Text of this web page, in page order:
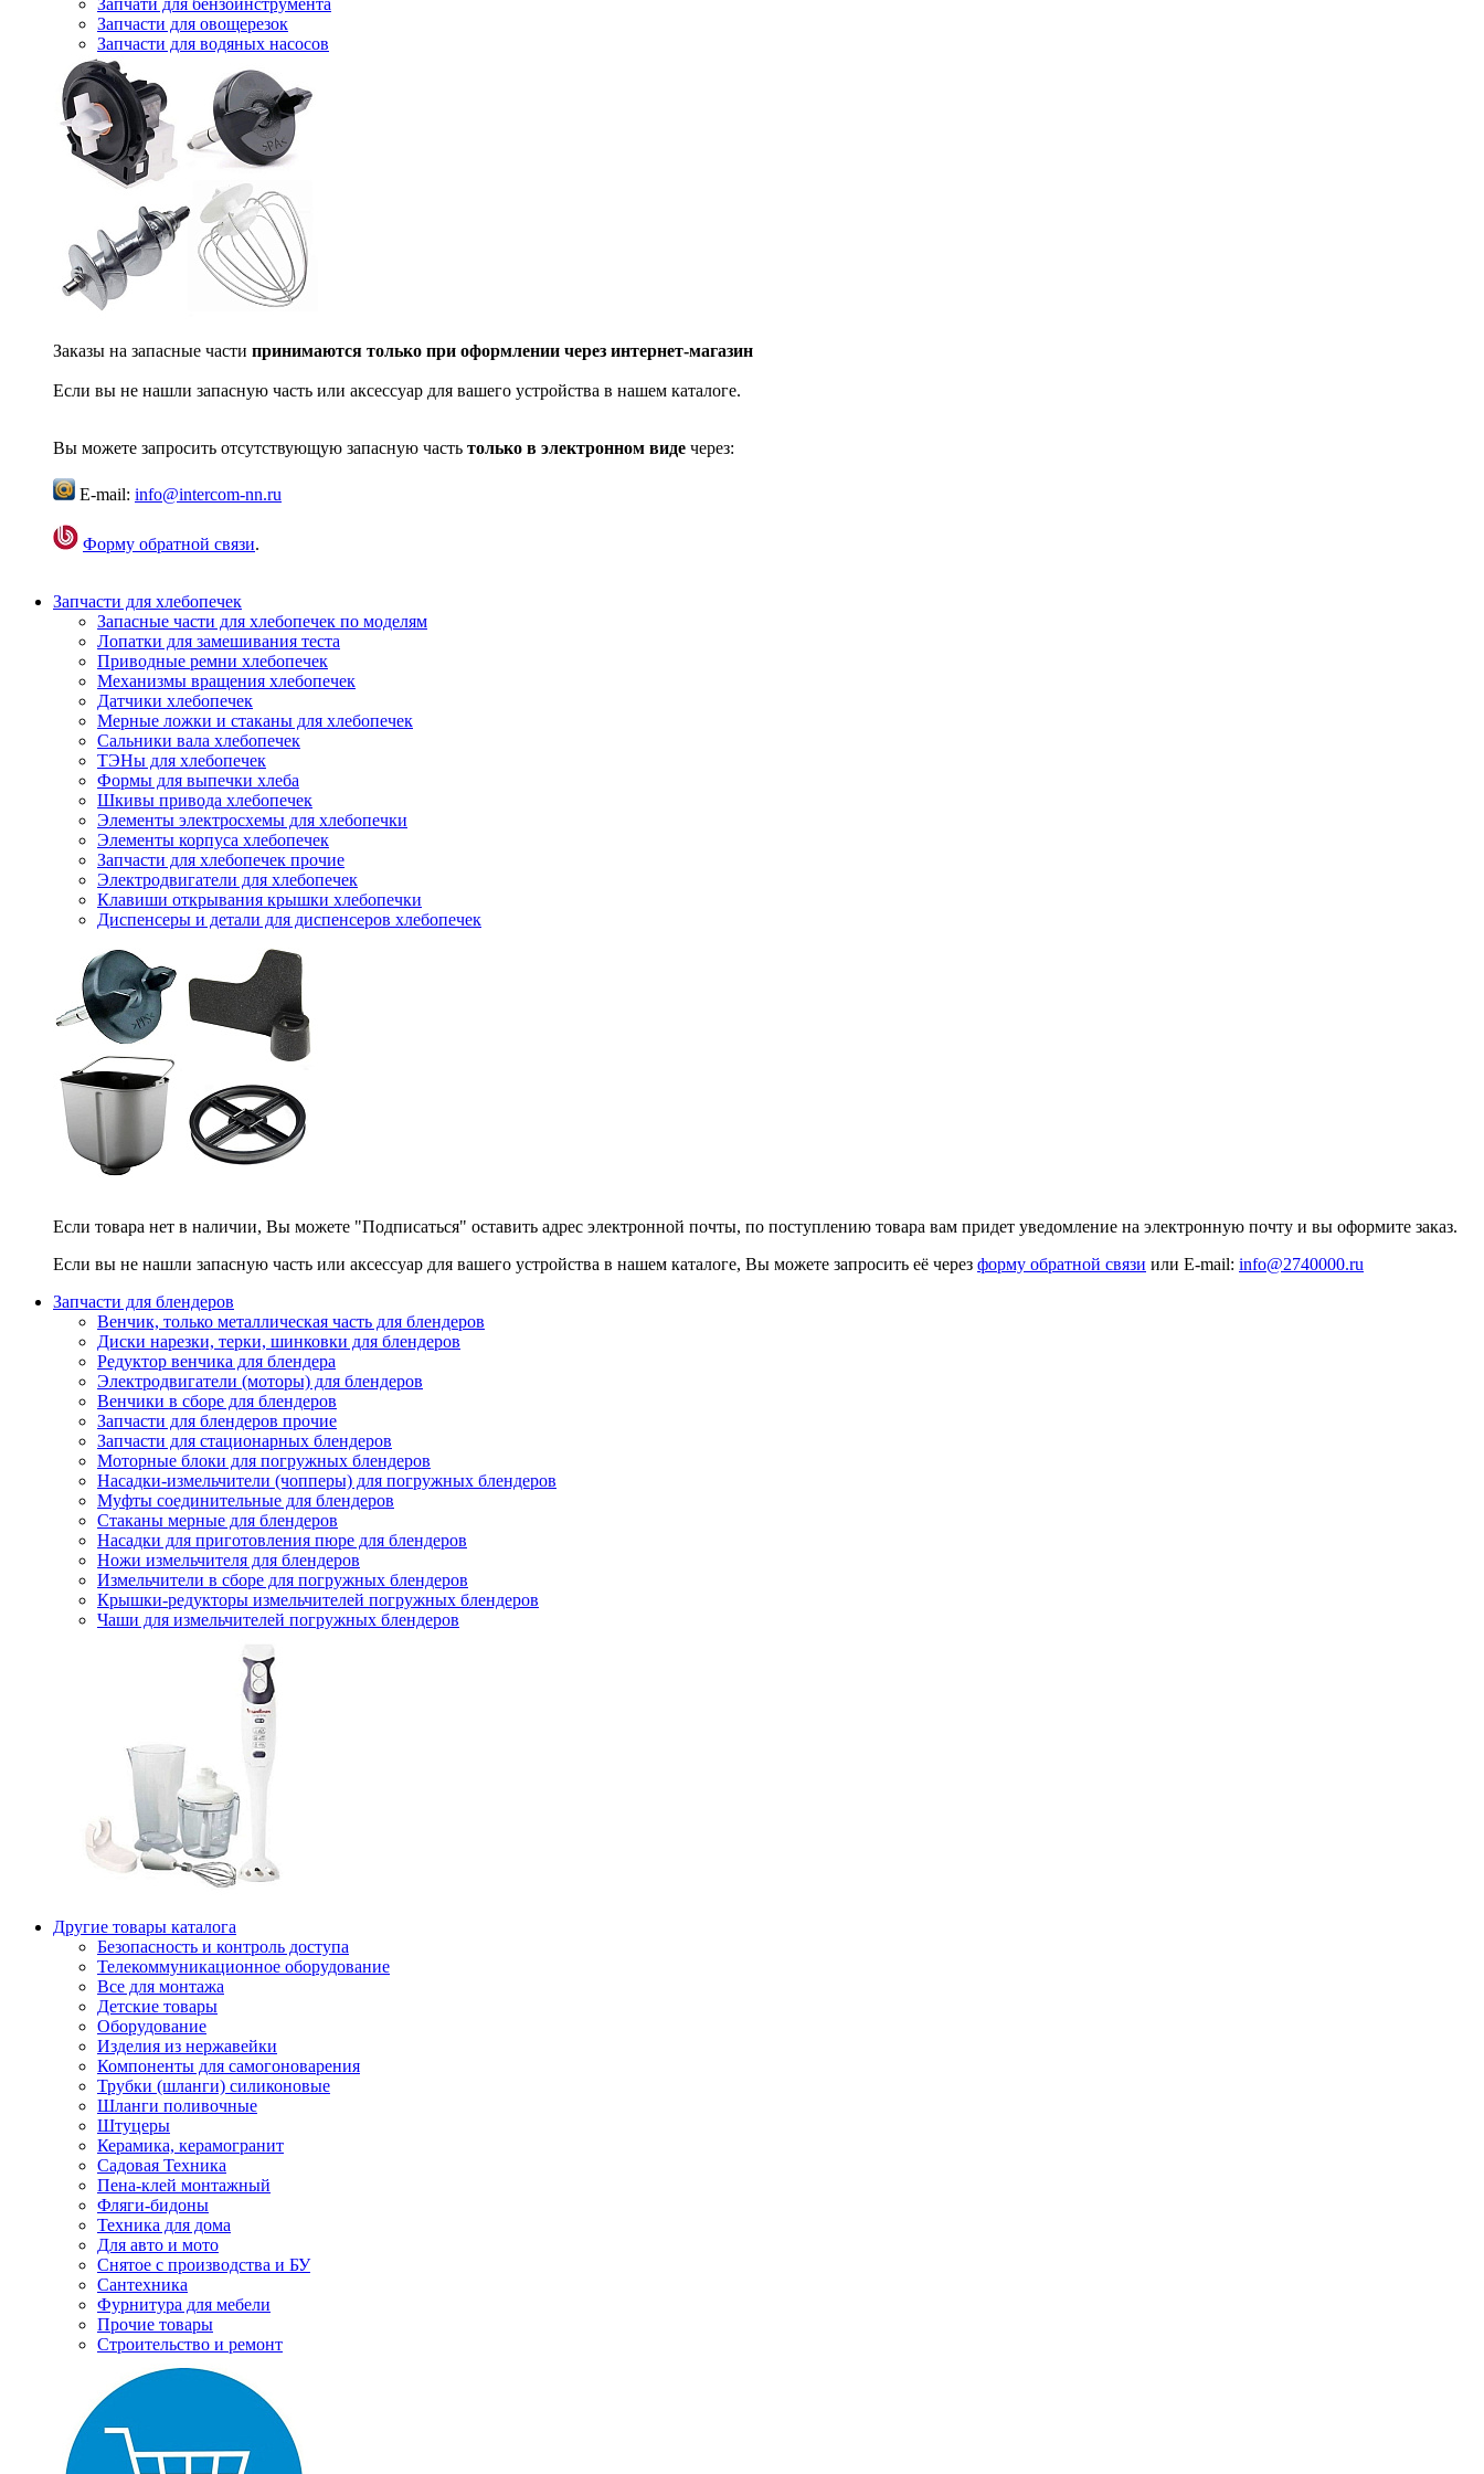
Запчати для бензоинструмента
Запчасти для овощерезок
Запчасти для водяных насосов
Заказы на запасные части принимаются только при оформлении через интернет-магазин
Если вы не нашли запасную часть или аксессуар для вашего устройства в нашем каталоге.
Вы можете запросить отсутствующую запасную часть только в электронном виде через:
E-mail: info@intercom-nn.ru
Форму обратной связи.
Запчасти для хлебопечек
Запасные части для хлебопечек по моделям
Лопатки для замешивания теста
Приводные ремни хлебопечек
Механизмы вращения хлебопечек
Датчики хлебопечек
Мерные ложки и стаканы для хлебопечек
Сальники вала хлебопечек
ТЭНы для хлебопечек
Формы для выпечки хлеба
Шкивы привода хлебопечек
Элементы электросхемы для хлебопечки
Элементы корпуса хлебопечек
Запчасти для хлебопечек прочие
Электродвигатели для хлебопечек
Клавиши открывания крышки хлебопечки
Диспенсеры и детали для диспенсеров хлебопечек
Если товара нет в наличии, Вы можете "Подписаться" оставить адрес электронной почты, по поступлению товара вам придет уведомление на электронную почту и вы оформите заказ.
Если вы не нашли запасную часть или аксессуар для вашего устройства в нашем каталоге, Вы можете запросить её через форму обратной связи или E-mail: info@2740000.ru
Запчасти для блендеров
Венчик, только металлическая часть для блендеров
Диски нарезки, терки, шинковки для блендеров
Редуктор венчика для блендера
Электродвигатели (моторы) для блендеров
Венчики в сборе для блендеров
Запчасти для блендеров прочие
Запчасти для стационарных блендеров
Моторные блоки для погружных блендеров
Насадки-измельчители (чопперы) для погружных блендеров
Муфты соединительные для блендеров
Стаканы мерные для блендеров
Насадки для приготовления пюре для блендеров
Ножи измельчителя для блендеров
Измельчители в сборе для погружных блендеров
Крышки-редукторы измельчителей погружных блендеров
Чаши для измельчителей погружных блендеров
Другие товары каталога
Безопасность и контроль доступа
Телекоммуникационное оборудование
Все для монтажа
Детские товары
Оборудование
Изделия из нержавейки
Компоненты для самогоноварения
Трубки (шланги) силиконовые
Шланги поливочные
Штуцеры
Керамика, керамогранит
Садовая Техника
Пена-клей монтажный
Фляги-бидоны
Техника для дома
Для авто и мото
Снятое с производства и БУ
Сантехника
Фурнитура для мебели
Прочие товары
Строительство и ремонт